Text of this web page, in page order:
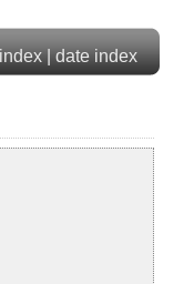
|date index